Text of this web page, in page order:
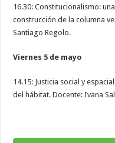
16.30: Constitucionalismo:
construcción de la columna
Santiago Regolo.
Viernes 5 de mayo
14.15: Justicia social y
del hábitat. Docente: Ivana